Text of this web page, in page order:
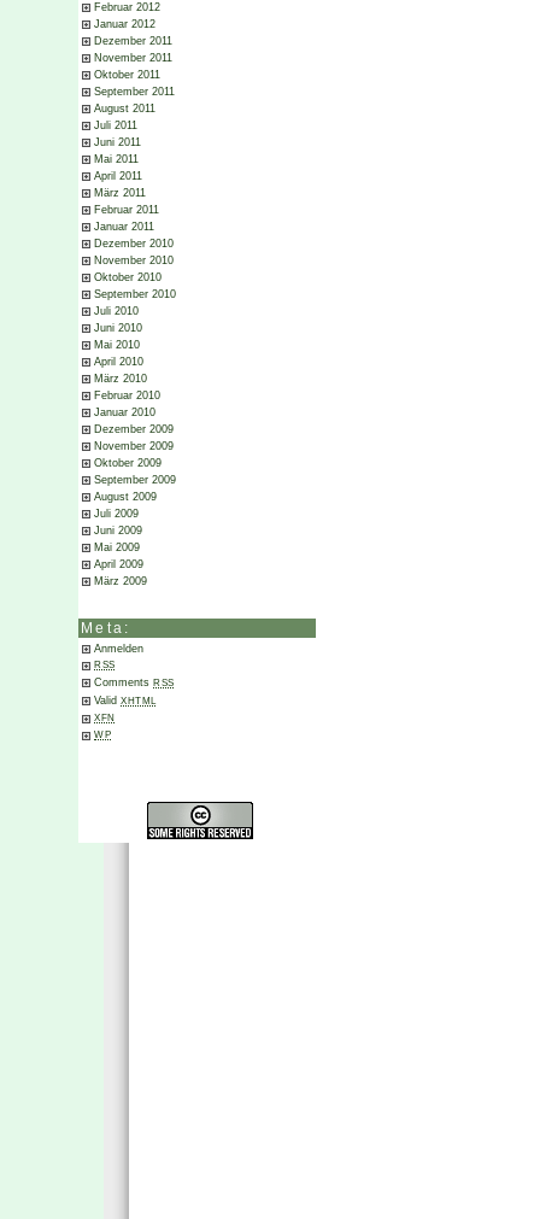
Februar 2012
Januar 2012
Dezember 2011
November 2011
Oktober 2011
September 2011
August 2011
Juli 2011
Juni 2011
Mai 2011
April 2011
März 2011
Februar 2011
Januar 2011
Dezember 2010
November 2010
Oktober 2010
September 2010
Juli 2010
Juni 2010
Mai 2010
April 2010
März 2010
Februar 2010
Januar 2010
Dezember 2009
November 2009
Oktober 2009
September 2009
August 2009
Juli 2009
Juni 2009
Mai 2009
April 2009
März 2009
Meta:
Anmelden
RSS
Comments RSS
Valid XHTML
XFN
WP